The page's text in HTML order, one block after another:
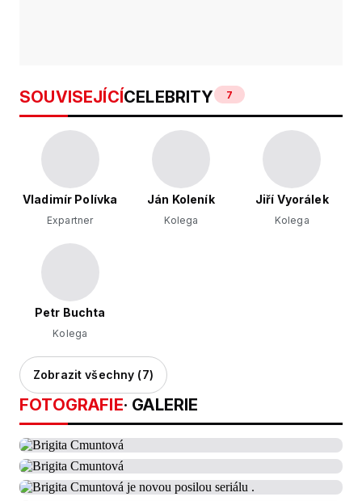
SOUVISEJÍCÍCELEBRITY 7
Vladimír Polívka
Expartner
Ján Koleník
Kolega
Jiří Vyorálek
Kolega
Petr Buchta
Kolega
Zobrazit všechny (7)
FOTOGRAFIE· GALERIE